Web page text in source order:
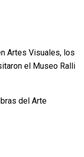
Artes Visuales, los
el Museo Ralli
del Arte